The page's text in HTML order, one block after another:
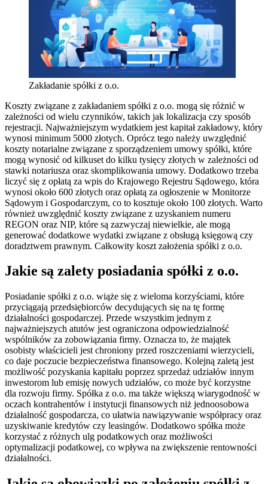
Zakładanie spółki z o.o.
Koszty związane z zakładaniem spółki z o.o. mogą się różnić w
zależności od wielu czynników, takich jak lokalizacja czy sposób
rejestracji. Najważniejszym wydatkiem jest kapitał zakładowy, który
wynosi minimum 5000 złotych. Oprócz tego należy uwzględnić
koszty notarialne związane z sporządzeniem umowy spółki, które
mogą wynosić od kilkuset do kilku tysięcy złotych w zależności od
stawki notariusza oraz skomplikowania umowy. Dodatkowo trzeba
liczyć się z opłatą za wpis do Krajowego Rejestru Sądowego, która
wynosi około 600 złotych oraz opłatą za ogłoszenie w Monitorze
Sądowym i Gospodarczym, co to kosztuje około 100 złotych. Warto
również uwzględnić koszty związane z uzyskaniem numeru
REGON oraz NIP, które są zazwyczaj niewielkie, ale mogą
generować dodatkowe wydatki związane z obsługą księgową czy
doradztwem prawnym. Całkowity koszt założenia spółki z o.o.
Jakie są zalety posiadania spółki z o.o.
Posiadanie spółki z o.o. wiąże się z wieloma korzyściami, które
przyciągają przedsiębiorców decydujących się na tę formę
działalności gospodarczej. Przede wszystkim jednym z
najważniejszych atutów jest ograniczona odpowiedzialność
wspólników za zobowiązania firmy. Oznacza to, że majątek
osobisty właścicieli jest chroniony przed roszczeniami wierzycieli,
co daje poczucie bezpieczeństwa finansowego. Kolejną zaletą jest
możliwość pozyskania kapitału poprzez sprzedaż udziałów innym
inwestorom lub emisję nowych udziałów, co może być korzystne
dla rozwoju firmy. Spółka z o.o. ma także większą wiarygodność w
oczach kontrahentów i instytucji finansowych niż jednoosobowa
działalność gospodarcza, co ułatwia nawiązywanie współpracy oraz
uzyskiwanie kredytów czy leasingów. Dodatkowo spółka może
korzystać z różnych ulg podatkowych oraz możliwości
optymalizacji podatkowej, co wpływa na zwiększenie rentowności
działalności.